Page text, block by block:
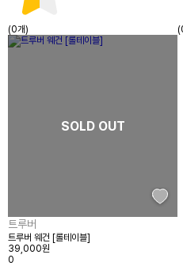
(0개)
SOLD OUT
트루버
트루버 웨건 [롤테이블]
39,000원
0